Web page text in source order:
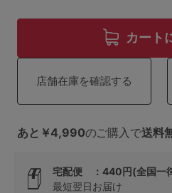
カート
店舗在庫を確認する
あと￥4,990のご購入で送料
宅配便 ：440円(全国一
最短翌日お届け